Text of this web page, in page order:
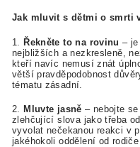
Jak mluvit s dětmi o smrti
1.Řekněte to na rovinu –
nejbližších a nezkresleně,
kteří navíc nemusí znát
větší pravděpodobnost
tématu zásadní.
2.Mluvte jasně – nebojte
zlehčující slova jako třeba
vyvolat nečekanou reakci v
jakéhokoli oddělení od